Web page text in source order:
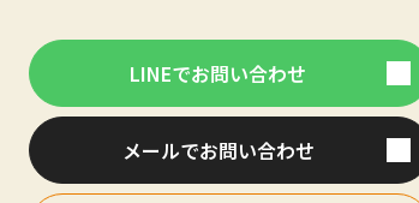
LINEでお問い合わせ
メールでお問い合わせ